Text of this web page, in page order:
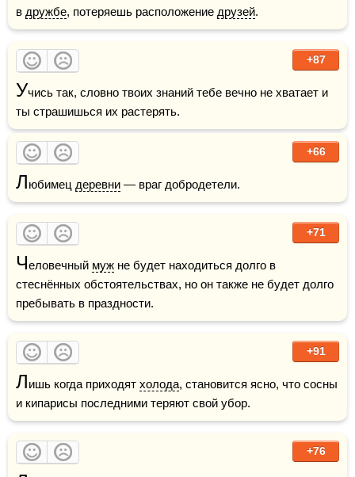
в дружбе, потеряешь расположение друзей.
+87
Учись так, словно твоих знаний тебе вечно не хватает и
ты страшишься их растерять.
+66
Любимец деревни — враг добродетели.
+71
Человечный муж не будет находиться долго в
стеснённых обстоятельствах, но он также не будет долго
пребывать в праздности.
+91
Лишь когда приходят холода, становится ясно, что сосны
и кипарисы последними теряют свой убор.
+76